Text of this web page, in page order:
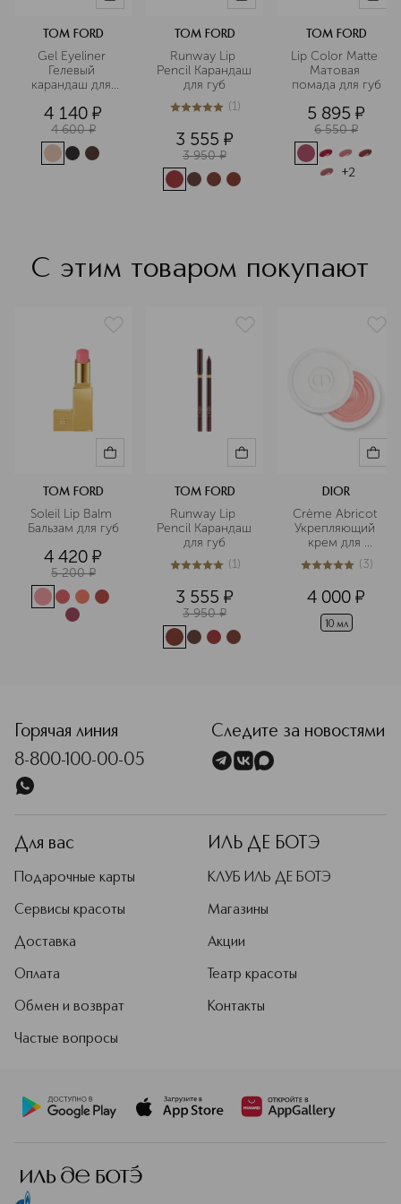
TOM FORD
Gel Eyeliner
Гелевый
карандаш для
4 140 ¤
4 600 ¤
TOM FORD
Runway Lip
Pencil Карандаш
для губ
5из 51 (1)
3 555 ¤
3 950 ¤
TOM FORD
Lip Color Matte
Матовая
помада для губ
5 895 ¤
6 550 ¤
+2
С этим товаром покупают
TOM FORD
Soleil Lip Balm
Бальзам для губ
4 420 ¤
5 200 ¤
TOM FORD
Runway Lip
Pencil Карандаш
для губ
5из 51 (1)
3 555 ¤
3 950 ¤
DIOR
Crème Abricot
Укрепляющий
крем для
ногтей
5из 53 (3)
4 000 ¤
10 мл
Горячая линия
8-800-100-00-05
Следите за новостями
Для вас
Подарочные карты
Сервисы красоты
Доставка
Оплата
Обмен и возврат
Частые вопросы
ИЛЬ ДЕ БОТЭ
КЛУБ ИЛЬ ДЕ БОТЭ
Магазины
Акции
Театр красоты
Контакты